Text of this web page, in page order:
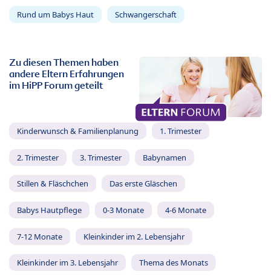
Rund um Babys Haut Schwangerschaft
Zu diesen Themen haben
andere Eltern Erfahrungen
im HiPP Forum geteilt
Kinderwunsch & Familienplanung 1. Trimester
2. Trimester 3. Trimester Babynamen
Stillen & Fläschchen Das erste Gläschen
Babys Hautpflege 0-3 Monate 4-6 Monate
7-12 Monate Kleinkinder im 2. Lebensjahr
Kleinkinder im 3. Lebensjahr Thema des Monats